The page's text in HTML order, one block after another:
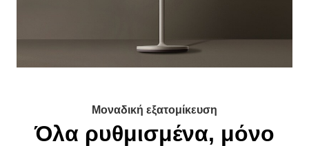
Όλα ρυθμισμένα, μόνο
για εσάς